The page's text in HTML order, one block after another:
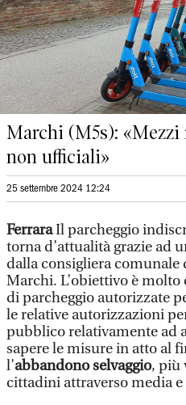
Marchi (M5s):
non ufficiali»
25 settembre 2024 12:24
FerraraIl parcheggio
torna d’attualità grazie ad
dalla consigliera comunale
Marchi. L’obiettivo è molto
di parcheggio autorizzate
le relative autorizzazioni
pubblico relativamente ad
sapere le misure in atto al
l’abbandono selvaggio, più
cittadini attraverso media